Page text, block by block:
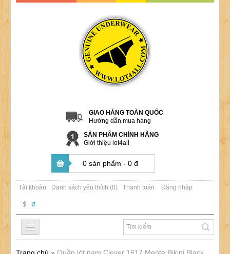
GIAO HÀNG TOÀN QUỐC
Hướng dẫn mua hàng
SẢN PHẨM CHÍNH HÃNG
Giới thiệu lot4all
0 sản phẩm - 0 đ
Tài khoản Danh sách yêu thích (0) Thanh toán Đăng nhập
$ đ